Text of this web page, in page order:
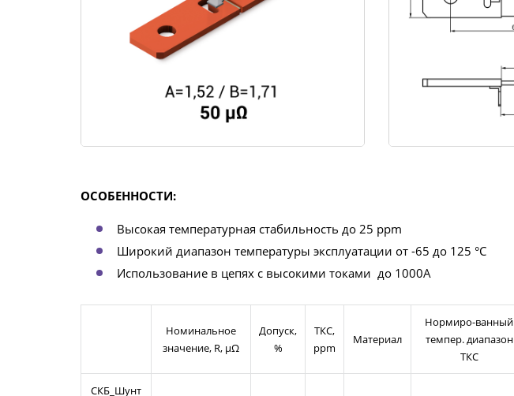
ОСОБЕННОСТИ:
Высокая температурная стабильность до 25 ppm
Широкий диапазон температуры эксплуатации от -65 до 125 °С
Использование в цепях с высокими токами до 1000А
Номинальное
значение, R, μΩ
Допуск,
%
ТКС,
ppm
Материал
Нормиро-ванный
темпер. диапазон
ТКС
СКБ_Шунт